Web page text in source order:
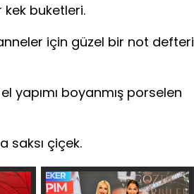
kek buketleri.
için güzel bir not defteri
yapımı boyanmış porselen
saksı çiçek.